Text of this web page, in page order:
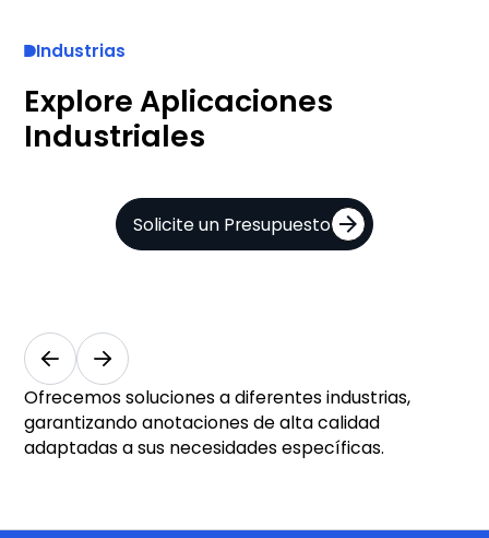
Industrias
Explore Aplicaciones
Industriales
Solicite un Presupuesto
Ofrecemos soluciones a diferentes industrias,
garantizando anotaciones de alta calidad
adaptadas a sus necesidades específicas.